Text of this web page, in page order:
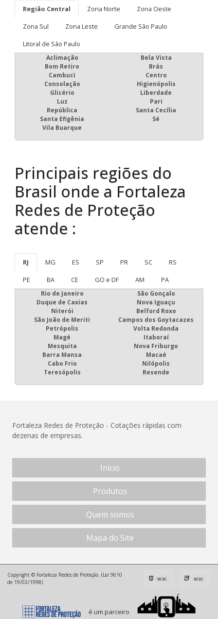
Região Central Zona Norte
Zona Oeste
Zona Sul
Zona Leste
Grande São Paulo
Litoral de São Paulo
Aclimação
Bela Vista
Bom Retiro
Brás
Cambuci
Centro
Consolação
Higienópolis
Glicério
Liberdade
Luz
Pari
República
Santa Cecília
Santa Efigênia
Sé
Vila Buarque
Principais regiões do
Brasil onde a Fortaleza
Redes de Proteção
atende :
RJ MG ES SP PR SC
RS
PE
BA CE GO e DF AM PA
Rio de Janeiro
São Gonçalo
Duque de Caxias
Nova Iguaçu
Niterói
Belford Roxo
São João de Meriti
Campos dos Goytacazes
Petrópolis
Volta Redonda
Magé
Itaboraí
Mesquita
Nova Friburgo
Barra Mansa
Macaé
Cabo Frio
Nilópolis
Teresópolis
Resende
Fortaleza Redes de Proteção - Cotações rápidas com
dezenas de empresas.
Início
Produtos
Quem somos
Mapa do Site
Copyright © Fortaleza Redes de Proteção. (Lei 9610
de 19/02/1998)
W3C W3C
é um parceiro